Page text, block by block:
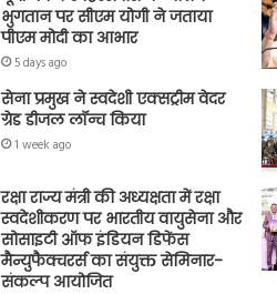
भुगतान पर सीएम योगी ने जताया
पीएम मोदी का आभार
5 days ago
सेना प्रमुख ने स्वदेशी एक्सट्रीम वेदर
ग्रेड डीजल लॉन्च किया
1 week ago
रक्षा राज्य मंत्री की अध्यक्षता में रक्षा
स्वदेशीकरण पर भारतीय वायुसेना और
सोसाइटी ऑफ इंडियन डिफेंस
मैन्युफैक्चरर्स का संयुक्त सेमिनार-
संकल्प आयोजित